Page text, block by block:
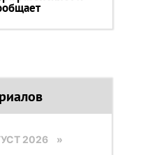
2026 »